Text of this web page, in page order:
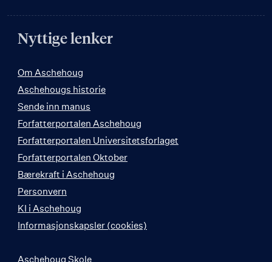
Nyttige lenker
Om Aschehoug
Aschehougs historie
Sende inn manus
Forfatterportalen Aschehoug
Forfatterportalen Universitetsforlaget
Forfatterportalen Oktober
Bærekraft i Aschehoug
Personvern
KI i Aschehoug
Informasjonskapsler (cookies)
Aschehoug Skole